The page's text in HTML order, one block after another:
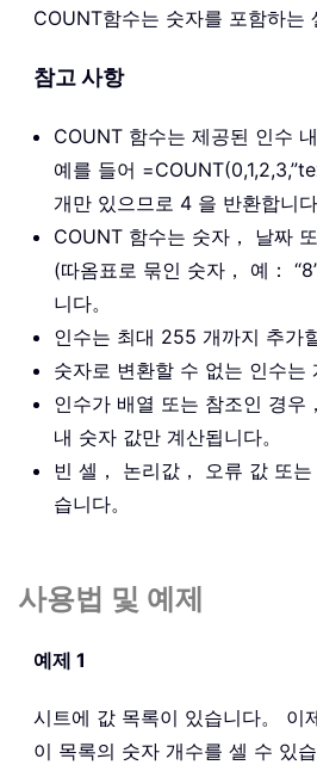
COUNT함수는 숫자를 포함하는
참고 사항
COUNT 함수는 제공된 인수
예를 들어
개만 있으므로 4 을 반환합니다
COUNT 함수는 숫자， 날짜
(따옴표로 묶인 숫자， 예：
니다。
인수는 최대 255 개까지 추가
숫자로 변환할 수 없는 인수는
인수가 배열 또는 참조인 경우
내 숫자 값만 계산됩니다。
빈 셀， 논리값， 오류 값 또
습니다。
사용법 및 예제
예제 1
시트에 값 목록이 있습니다。 이
이 목록의 숫자 개수를 셀 수 있습